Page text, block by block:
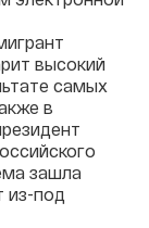
высокий
самых
в
зашла
из-под